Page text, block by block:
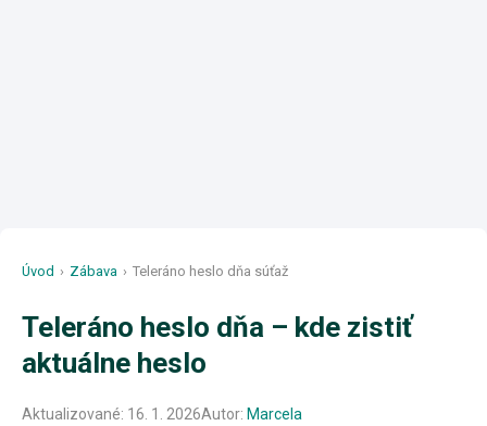
Úvod › Zábava › Teleráno heslo dňa súťaž
Teleráno heslo dňa – kde zistiť
aktuálne heslo
Aktualizované: 16. 1. 2026Autor: Marcela